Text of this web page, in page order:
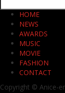
HOME
NEWS
AWARDS
MUSIC
MOVIE
FASHION
CONTACT
Copyright © Anice-